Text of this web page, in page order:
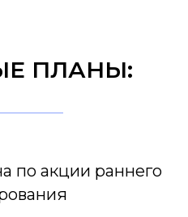
ПЛАНЫ:
по акции раннего